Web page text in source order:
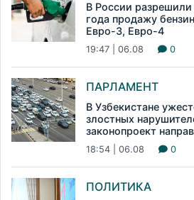
В России
года продажу
Евро-3, Евро-4
19:47 | 06.08 0
ПАРЛАМЕНТ
В Узбекистане
злостных
законопроект
18:54 | 06.08 0
ПОЛИТИКА